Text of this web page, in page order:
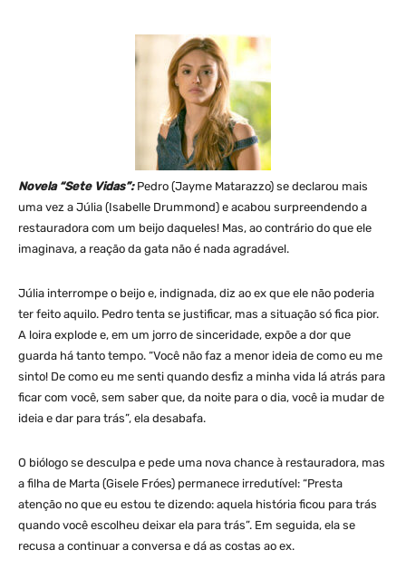
Novela “Sete Vidas”:Pedro (Jayme Matarazzo) se declarou mais
uma vez a Júlia (Isabelle Drummond) e acabou surpreendendo a
restauradora com um beijo daqueles! Mas, ao contrário do que ele
imaginava, a reação da gata não é nada agradável.
Júlia interrompe o beijo e, indignada, diz ao ex que ele não poderia
ter feito aquilo. Pedro tenta se justificar, mas a situação só fica pior.
A loira explode e, em um jorro de sinceridade, expõe a dor que
guarda há tanto tempo. “Você não faz a menor ideia de como eu me
sinto! De como eu me senti quando desfiz a minha vida lá atrás para
ficar com você, sem saber que, da noite para o dia, você ia mudar de
ideia e dar para trás”, ela desabafa.
O biólogo se desculpa e pede uma nova chance à restauradora, mas
a filha de Marta (Gisele Fróes) permanece irredutível: “Presta
atenção no que eu estou te dizendo: aquela história ficou para trás
quando você escolheu deixar ela para trás”. Em seguida, ela se
recusa a continuar a conversa e dá as costas ao ex.